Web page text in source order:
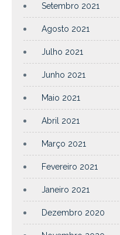
Setembro 2021
Agosto 2021
Julho 2021
Junho 2021
Maio 2021
Abril 2021
Março 2021
Fevereiro 2021
Janeiro 2021
Dezembro 2020